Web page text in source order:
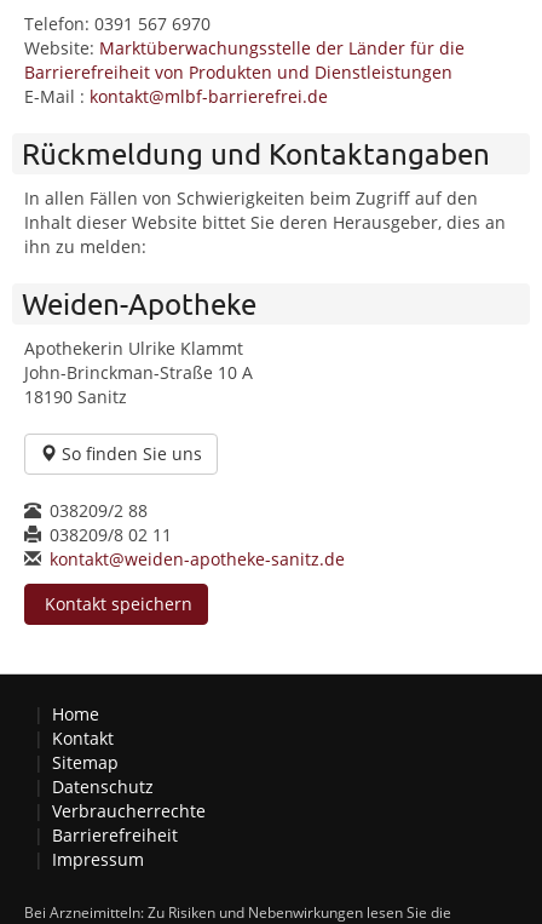
Telefon: 0391 567 6970
Website: Marktüberwachungsstelle der Länder für die
Barrierefreiheit von Produkten und Dienstleistungen
E-Mail : kontakt@mlbf-barrierefrei.de
Rückmeldung und Kontaktangaben
In allen Fällen von Schwierigkeiten beim Zugriff auf den
Inhalt dieser Website bittet Sie deren Herausgeber, dies an
ihn zu melden:
Weiden-Apotheke
Apothekerin Ulrike Klammt
John-Brinckman-Straße 10 A
18190 Sanitz
So finden Sie uns
038209/2 88
038209/8 02 11
kontakt@weiden-apotheke-sanitz.de
Kontakt speichern
Home
Kontakt
Sitemap
Datenschutz
Verbraucherrechte
Barrierefreiheit
Impressum
Bei Arzneimitteln: Zu Risiken und Nebenwirkungen lesen Sie die